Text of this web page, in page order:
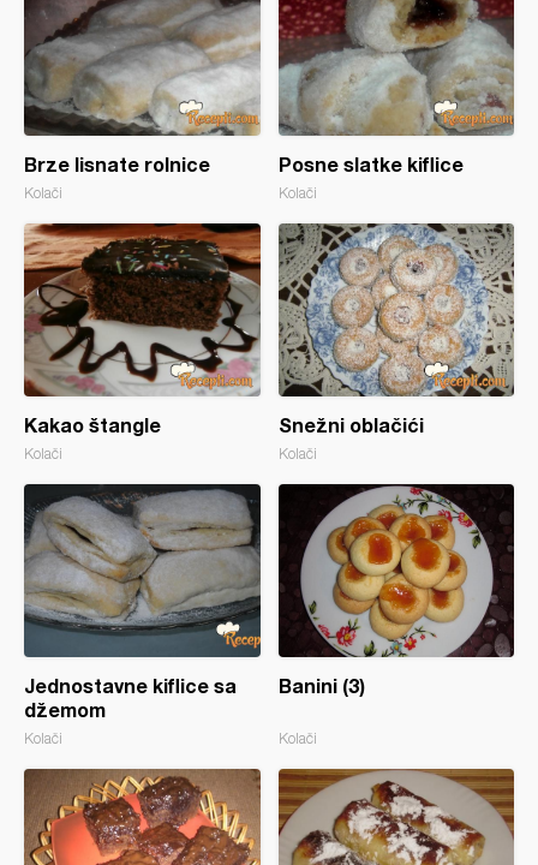
Brze lisnate rolnice
Kolači
Posne slatke kiflice
Kolači
Kakao štangle
Kolači
Snežni oblačići
Kolači
Jednostavne kiflice sa
džemom
Kolači
Banini (3)
Kolači